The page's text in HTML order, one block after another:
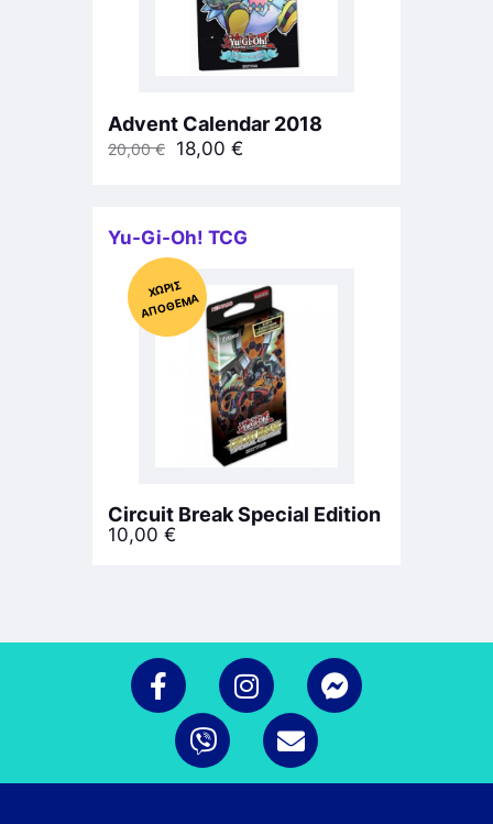
Advent Calendar 2018
20,00€ 18,00 €
Yu-Gi-Oh! TCG
Χ
ΩΡΊΣ
Α
Π
Ό
ΘΕ
ΜΑ
Circuit Break Special Edition
10,00 €